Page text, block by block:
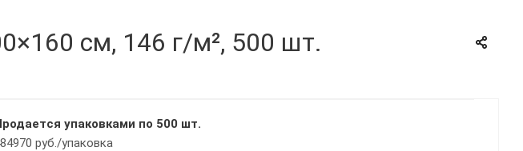
см, 146 г/м², 500 шт.
упаковками по 500 шт.
руб./упаковка